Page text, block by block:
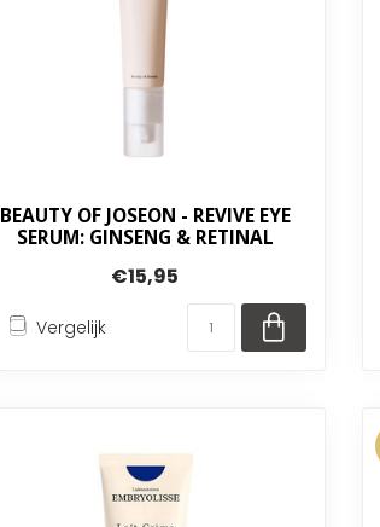
BEAUTY OF JOSEON - REVIVE EYE
SERUM: GINSENG & RETINAL
€15,95
Vergelijk